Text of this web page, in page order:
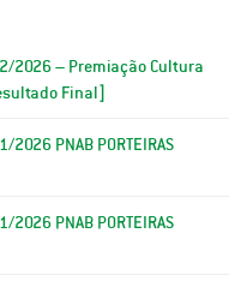
02/2026 – Premiação Cultura
Final]
2026 PNAB PORTEIRAS
2026 PNAB PORTEIRAS